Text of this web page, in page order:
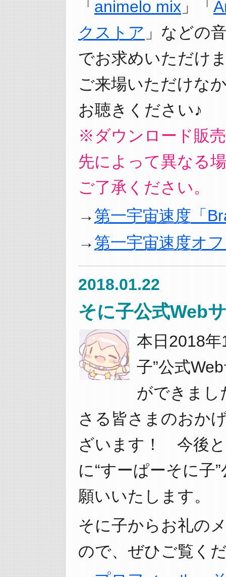
「 animelo mix 」「
クストア 」などの
でお求めいただけ
ご来場いただけな
お聴きください♪
※ダウンロード販
先によって異なる
ご了承ください。
第一宇宙速度「
第一宇宙速度オ
2018.01.22
そに子公式Web
本日2018
子”公式
ができまし
さる皆さまのおか
ざいます！ 今後と
に“すーぱーそに子
願いいたします。
そに子からお礼の
ので、ぜひご覧く